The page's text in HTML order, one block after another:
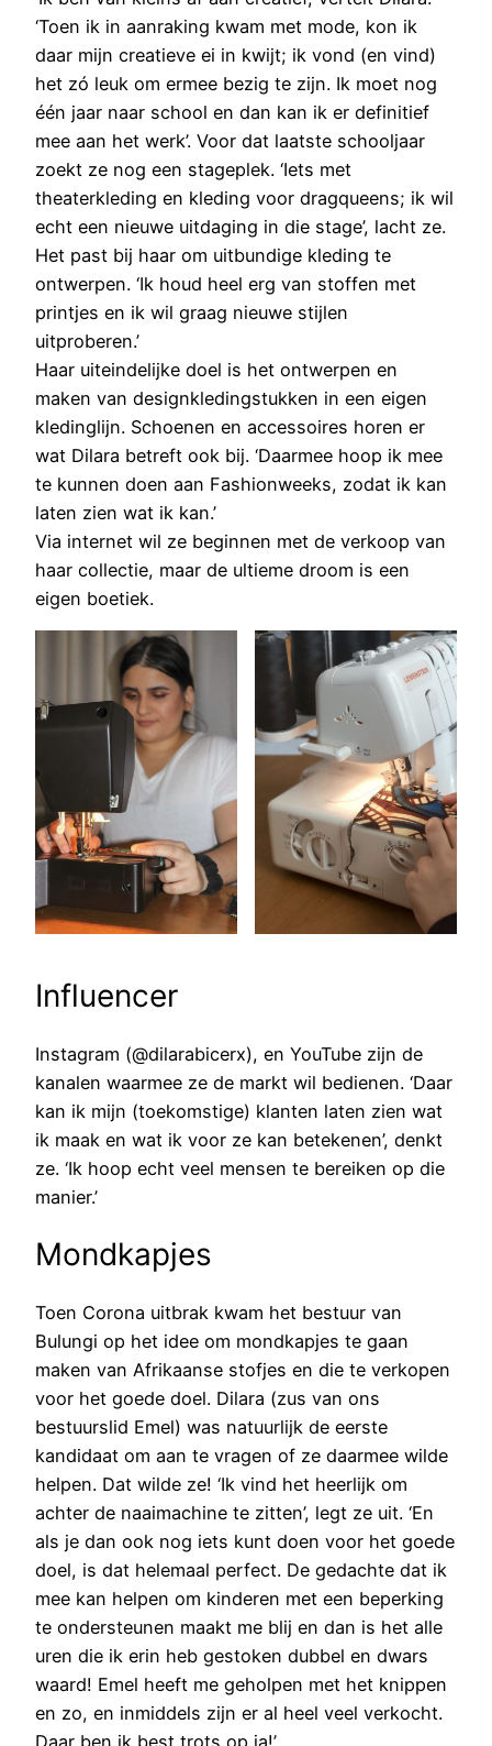
‘Toen ik in aanraking kwam met mode, kon ik
daar mijn creatieve ei in kwijt; ik vond (en vind)
het zó leuk om ermee bezig te zijn. Ik moet nog
één jaar naar school en dan kan ik er definitief
mee aan het werk’. Voor dat laatste schooljaar
zoekt ze nog een stageplek. ‘Iets met
theaterkleding en kleding voor dragqueens; ik wil
echt een nieuwe uitdaging in die stage’, lacht ze.
Het past bij haar om uitbundige kleding te
ontwerpen. ‘Ik houd heel erg van stoffen met
printjes en ik wil graag nieuwe stijlen
uitproberen.’
Haar uiteindelijke doel is het ontwerpen en
maken van designkledingstukken in een eigen
kledinglijn. Schoenen en accessoires horen er
wat Dilara betreft ook bij. ‘Daarmee hoop ik mee
te kunnen doen aan Fashionweeks, zodat ik kan
laten zien wat ik kan.’
Via internet wil ze beginnen met de verkoop van
haar collectie, maar de ultieme droom is een
eigen boetiek.
Influencer
Instagram (@dilarabicerx), en YouTube zijn de
kanalen waarmee ze de markt wil bedienen. ‘Daar
kan ik mijn (toekomstige) klanten laten zien wat
ik maak en wat ik voor ze kan betekenen’, denkt
ze. ‘Ik hoop echt veel mensen te bereiken op die
manier.’
Mondkapjes
Toen Corona uitbrak kwam het bestuur van
Bulungi op het idee om mondkapjes te gaan
maken van Afrikaanse stofjes en die te verkopen
voor het goede doel. Dilara (zus van ons
bestuurslid Emel) was natuurlijk de eerste
kandidaat om aan te vragen of ze daarmee wilde
helpen. Dat wilde ze! ‘Ik vind het heerlijk om
achter de naaimachine te zitten’, legt ze uit. ‘En
als je dan ook nog iets kunt doen voor het goede
doel, is dat helemaal perfect. De gedachte dat ik
mee kan helpen om kinderen met een beperking
te ondersteunen maakt me blij en dan is het alle
uren die ik erin heb gestoken dubbel en dwars
waard! Emel heeft me geholpen met het knippen
en zo, en inmiddels zijn er al heel veel verkocht.